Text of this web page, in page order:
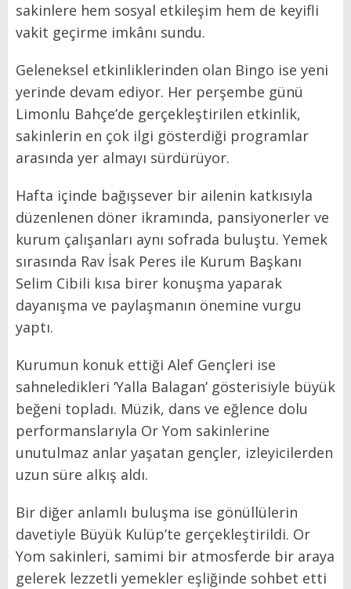
sakinlere hem sosyal etkileşim hem de keyifli
vakit geçirme imkânı sundu.
Geleneksel etkinliklerinden olan Bingo ise yeni
yerinde devam ediyor. Her perşembe günü
Limonlu Bahçe’de gerçekleştirilen etkinlik,
sakinlerin en çok ilgi gösterdiği programlar
arasında yer almayı sürdürüyor.
Hafta içinde bağışsever bir ailenin katkısıyla
düzenlenen döner ikramında, pansiyonerler ve
kurum çalışanları aynı sofrada buluştu. Yemek
sırasında Rav İsak Peres ile Kurum Başkanı
Selim Cibili kısa birer konuşma yaparak
dayanışma ve paylaşmanın önemine vurgu
yaptı.
Kurumun konuk ettiği Alef Gençleri ise
sahneledikleri ‘Yalla Balagan’ gösterisiyle büyük
beğeni topladı. Müzik, dans ve eğlence dolu
performanslarıyla Or Yom sakinlerine
unutulmaz anlar yaşatan gençler, izleyicilerden
uzun süre alkış aldı.
Bir diğer anlamlı buluşma ise gönüllülerin
davetiyle Büyük Kulüp’te gerçekleştirildi. Or
Yom sakinleri, samimi bir atmosferde bir araya
gelerek lezzetli yemekler eşliğinde sohbet etti